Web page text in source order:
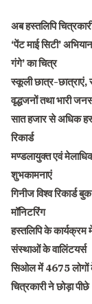
अब हस्तलिपि
‘पेंट माई सिटी’
गंगे’ का चित्र
स्कूली छात्र-छात्राएं,
वृद्धजनों तथा भारी
सात हजार से अधिक
रिकार्ड
मण्डलायुक्त एवं
शुभकामनाएं
गिनीज विश्व रिकार्ड
मॉनिटरिंग
हस्तलिपि के कार्यक्रम
संस्थाओं के वालिंटयर्स
सिओल में 4675 लोगों के
चित्रकारी ने छोड़ा पीछे